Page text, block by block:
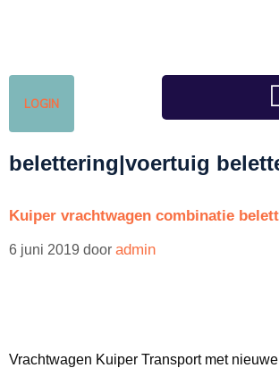
LOGIN
belettering|voertuig
Kuiper vrachtwagen combinatie
6 juni 2019 door admin
Vrachtwagen Kuiper Transport met